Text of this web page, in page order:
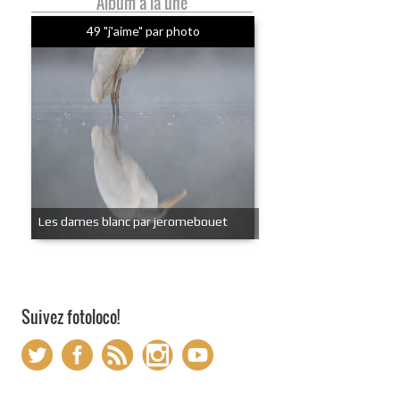
49 "j'aime" par photo
Les dames blanc par jeromebouet
Suivez fotoloco!